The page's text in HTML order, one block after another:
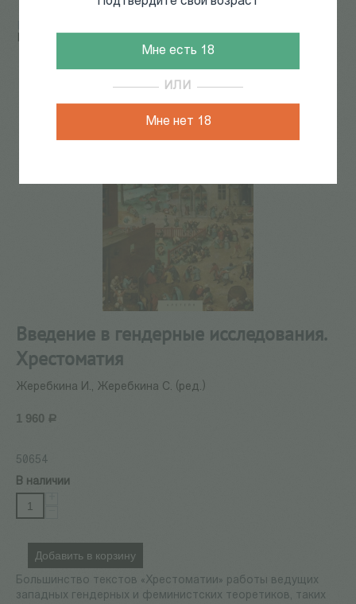
Мне есть 18
ИЛИ
Мне нет 18
Введение в гендерные исследования. Хрестоматия
Введение в гендерные исследования.
Хрестоматия
Жеребкина И., Жеребкина С. (ред.)
1 960 Р
50654
В наличии
Добавить в корзину
Большинство текстов «Хрестоматии» работы ведущих
западных гендерных и феминистских теоретиков, таких